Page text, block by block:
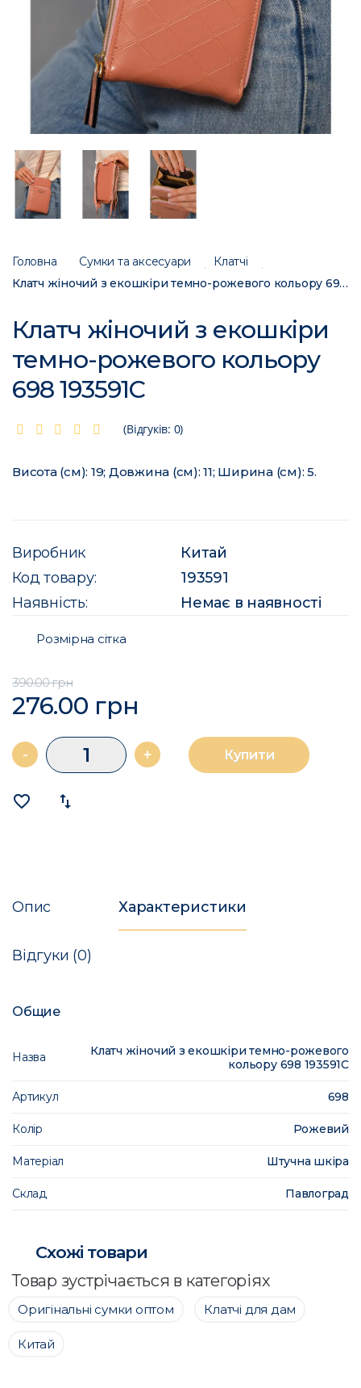
Головна Сумки та аксесуари
Клатчі
Клатч жіночий з екошкіри темно-рожевого кольору 698 193591C
Клатч жіночий з екошкіри
темно-рожевого кольору
698 193591C
(Відгуків: 0)
Висота (см): 19; Довжина (см): 11; Ширина (см): 5.
Виробник
Китай
Код товару:
193591
Наявність:
Немає в наявності
Розмірна сітка
390.00 грн
276.00 грн
- + Купити
favorite_border import_export
Опис Характеристики
Відгуки (0)
Общие
Назва
Клатч жіночий з екошкіри темно-рожевого
кольору 698 193591C
Артикул 698
Колір Рожевий
Матеріал Штучна шкіра
Склад Павлоград
Схожі товари
Товар зустрічається в категоріях
Оригінальні сумки оптом Клатчі для дам
Китай